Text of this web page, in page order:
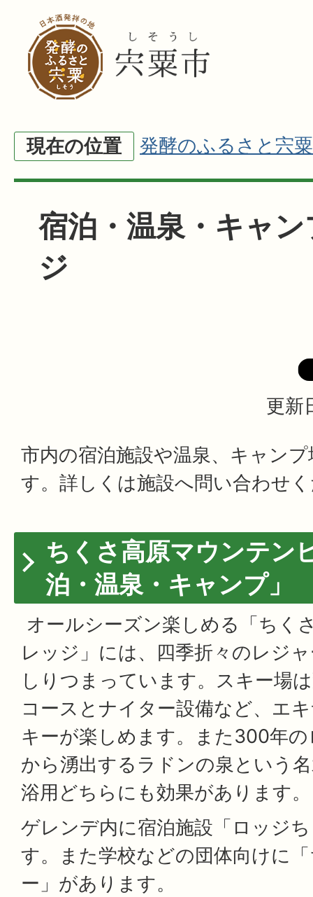
現在の位置 発酵のふるさと宍粟
宿泊・温泉・キャ
ジ
更新
市内の宿泊施設や温泉、キャン
す。詳しくは施設へ問い合わせ
ちくさ高原マウンテン
泊・温泉・キャンプ」
オールシーズン楽しめる「ちく
レッジ」には、四季折々のレジ
しりつまっています。スキー場
コースとナイター設備など、エ
キーが楽しめます。また300年
から湧出するラドンの泉という
浴用どちらにも効果があります。
ゲレンデ内に宿泊施設「ロッジ
す。また学校などの団体向けに
ー」があります。